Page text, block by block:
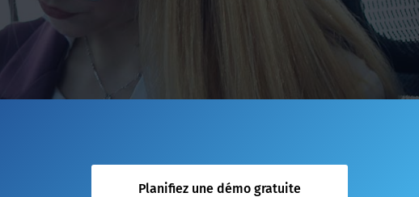
Planifiez une démo gratuite